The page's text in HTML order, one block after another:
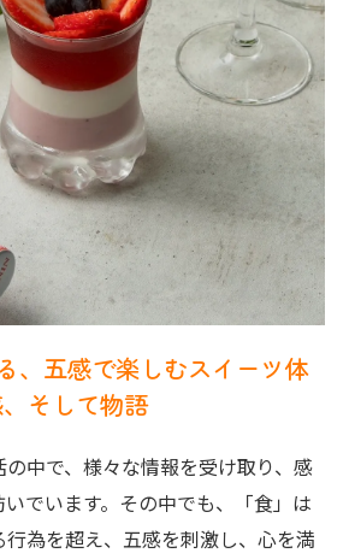
、五感で楽しむスイーツ体
そして物語
中で、様々な情報を受け取り、感
でいます。その中でも、「食」は
為を超え、五感を刺激し、心を満